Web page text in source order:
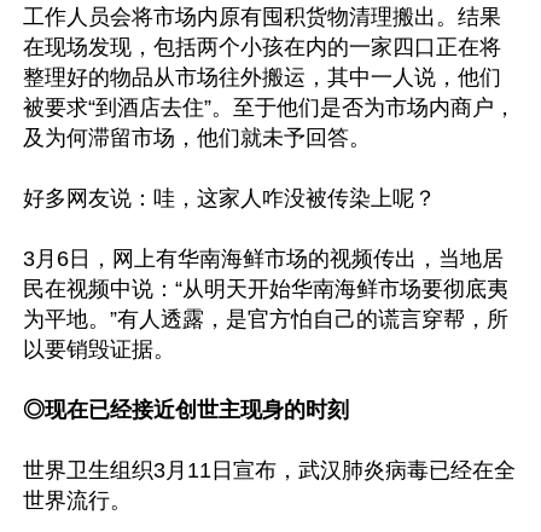
工作人员会将市场内原有囤积货物清理搬出。结果
在现场发现，包括两个小孩在内的一家四口正在将
整理好的物品从市场往外搬运，其中一人说，他们
被要求“到酒店去住”。至于他们是否为市场内商户，
及为何滞留市场，他们就未予回答。
好多网友说：哇，这家人咋没被传染上呢？
3月6日，网上有华南海鲜市场的视频传出，当地居
民在视频中说：“从明天开始华南海鲜市场要彻底夷
为平地。”有人透露，是官方怕自己的谎言穿帮，所
以要销毁证据。
◎现在已经接近创世主现身的时刻
世界卫生组织3月11日宣布，武汉肺炎病毒已经在全
世界流行。